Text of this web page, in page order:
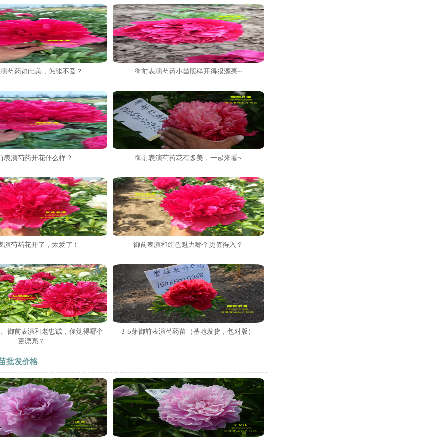
芍药如此美，怎能不爱？ 御前表演芍药小苗照样开得很漂亮~
表演芍药开花什么样？ 御前表演芍药花有多美，一起来看~
演芍药花开了，太爱了！ 御前表演和红色魅力哪个更值得入？
御前表演和老忠诚，你觉得哪个
更漂亮？
3-5芽御前表演芍药苗（基地发货，包对版）
批发价格